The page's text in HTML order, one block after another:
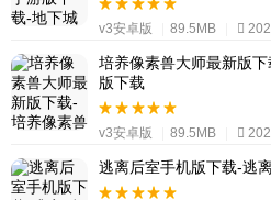
v3安卓版 89.5MB
培养像素兽大师最新版
版下载
v3安卓版 89.5MB
逃离后室手机版下载-逃